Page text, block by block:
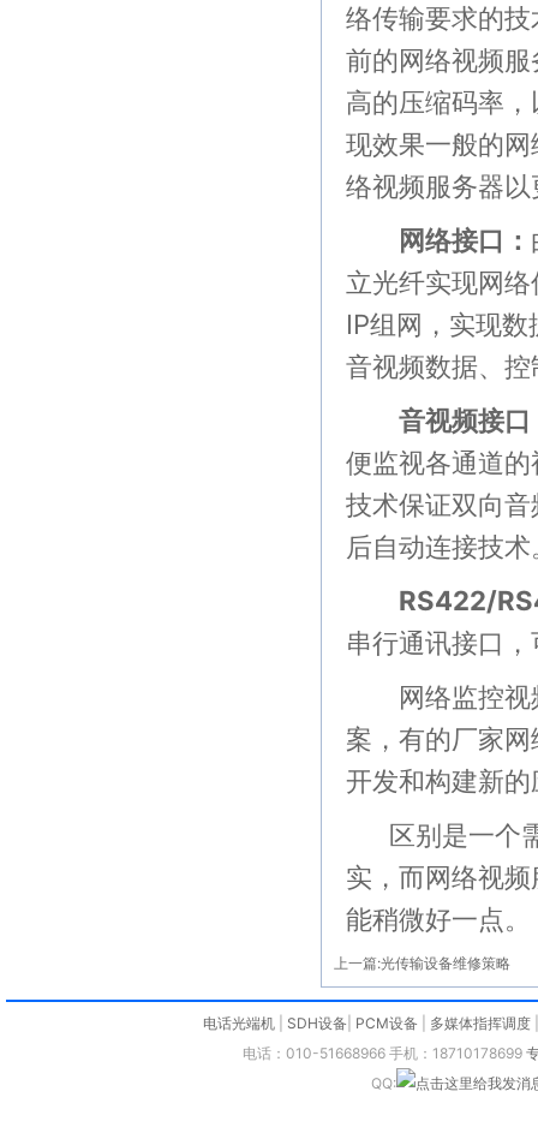
络传输要求的
前的网络视频
高的压缩码率
现效果一般的
络视频服务器
网络接口：
立光纤实现网
IP组网，实现
音视频数据、
音视频接口
便监视各通道
技术保证双向
后自动连接技术
RS422/
串行通讯接口
网络监控视
案，有的厂家
开发和构建新
区别是一个需
实，而网络视
能稍微好一点。
上一篇:光传输设备维修策略
电话光端机 SDH设备 PCM设备 多媒体指挥调度
电话：010-51668966 手机：18710178699
QQ: